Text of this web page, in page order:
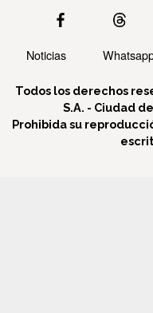
Noticias
Todos los derechos
S.A. - Ciudad
Prohibida su